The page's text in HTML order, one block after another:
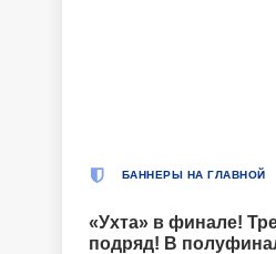
БАННЕРЫ НА ГЛАВНОЙ
«Ухта» в финале!
подряд! В